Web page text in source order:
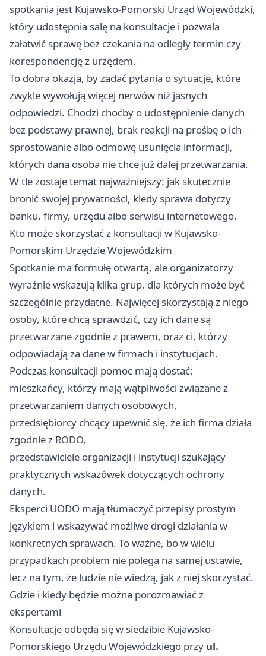
spotkania jest Kujawsko-Pomorski Urząd Wojewódzki,
który udostępnia salę na konsultacje i pozwala
załatwić sprawę bez czekania na odległy termin czy
korespondencję z urzędem.
To dobra okazja, by zadać pytania o sytuacje, które
zwykle wywołują więcej nerwów niż jasnych
odpowiedzi. Chodzi choćby o udostępnienie danych
bez podstawy prawnej, brak reakcji na prośbę o ich
sprostowanie albo odmowę usunięcia informacji,
których dana osoba nie chce już dalej przetwarzania.
W tle zostaje temat najważniejszy: jak skutecznie
bronić swojej prywatności, kiedy sprawa dotyczy
banku, firmy, urzędu albo serwisu internetowego.
Kto może skorzystać z konsultacji w Kujawsko-
Pomorskim Urzędzie Wojewódzkim
Spotkanie ma formułę otwartą, ale organizatorzy
wyraźnie wskazują kilka grup, dla których może być
szczególnie przydatne. Najwięcej skorzystają z niego
osoby, które chcą sprawdzić, czy ich dane są
przetwarzane zgodnie z prawem, oraz ci, którzy
odpowiadają za dane w firmach i instytucjach.
Podczas konsultacji pomoc mają dostać:
mieszkańcy, którzy mają wątpliwości związane z
przetwarzaniem danych osobowych,
przedsiębiorcy chcący upewnić się, że ich firma działa
zgodnie z RODO,
przedstawiciele organizacji i instytucji szukający
praktycznych wskazówek dotyczących ochrony
danych.
Eksperci UODO mają tłumaczyć przepisy prostym
językiem i wskazywać możliwe drogi działania w
konkretnych sprawach. To ważne, bo w wielu
przypadkach problem nie polega na samej ustawie,
lecz na tym, że ludzie nie wiedzą, jak z niej skorzystać.
Gdzie i kiedy będzie można porozmawiać z
ekspertami
Konsultacje odbędą się w siedzibie Kujawsko-
Pomorskiego Urzędu Wojewódzkiego przy ul.